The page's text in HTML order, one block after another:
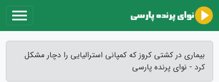
بیماری در کشتی کروز که کمپانی استرالیایی را دچار مشکل
کرد - نوای پرنده پارسی